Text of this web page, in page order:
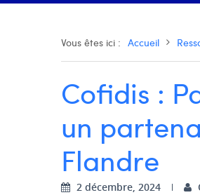
Vous êtes ici : Accueil
Cofidis :
un
Flandre
2 décembre, 2024